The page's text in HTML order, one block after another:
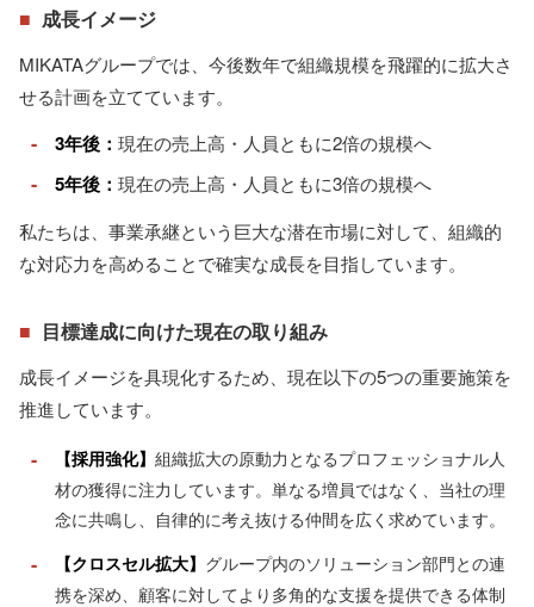
■ 成長イメージ
MIKATAグループでは、今後数年で組織規模を飛躍的に拡大さ
せる計画を立てています。
- 3年後： 現在の売上高・人員ともに2倍の規模へ
- 5年後： 現在の売上高・人員ともに3倍の規模へ
私たちは、事業承継という巨大な潜在市場に対して、組織的
な対応力を高めることで確実な成長を目指しています。
■ 目標達成に向けた現在の取り組み
成長イメージを具現化するため、現在以下の5つの重要施策を
推進しています。
- 【採用強化】 組織拡大の原動力となるプロフェッショナル人
材の獲得に注力しています。単なる増員ではなく、当社の理
念に共鳴し、自律的に考え抜ける仲間を広く求めています。
- 【クロスセル拡大】 グループ内のソリューション部門との連
携を深め、顧客に対してより多角的な支援を提供できる体制